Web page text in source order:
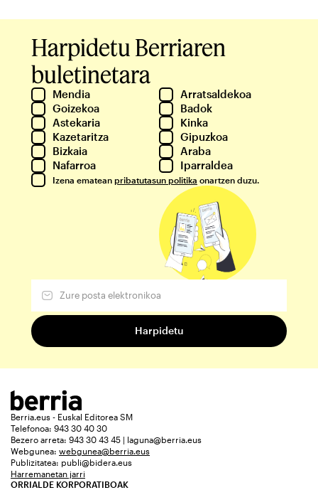
Harpidetu Berriaren
buletinetara
Mendia
Arratsaldekoa
Goizekoa
Badok
Astekaria
Kinka
Kazetaritza
Gipuzkoa
Bizkaia
Araba
Nafarroa
Iparraldea
Izena ematean pribatutasun politika onartzen duzu.
Berria.eus - Euskal Editorea SM
Telefonoa: 943 30 40 30
Bezero arreta: 943 30 43 45 | laguna@berria.eus
Webgunea: webgunea@berria.eus
Publizitatea: publi@bidera.eus
Harremanetan jarri
ORRIALDE KORPORATIBOAK